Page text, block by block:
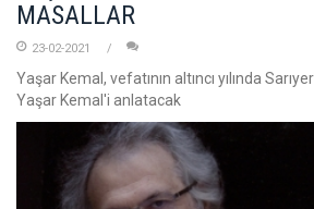
MASALLAR
23-02-2021
Yaşar Kemal, vefatının altıncı yılında
Yaşar Kemal'i anlatacak